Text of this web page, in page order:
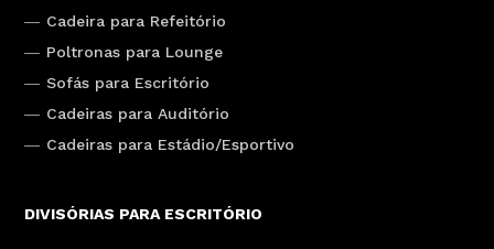
Cadeira para Refeitório
Poltronas para Lounge
Sofás para Escritório
Cadeiras para Auditório
Cadeiras para Estádio/Esportivo
DIVISÓRIAS PARA ESCRITÓRIO